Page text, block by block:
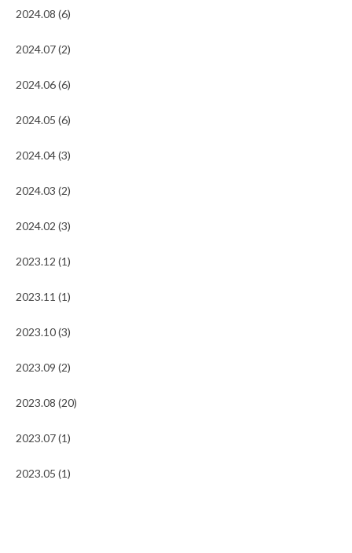
2024.08 (6)
2024.07 (2)
2024.06 (6)
2024.05 (6)
2024.04 (3)
2024.03 (2)
2024.02 (3)
2023.12 (1)
2023.11 (1)
2023.10 (3)
2023.09 (2)
2023.08 (20)
2023.07 (1)
2023.05 (1)